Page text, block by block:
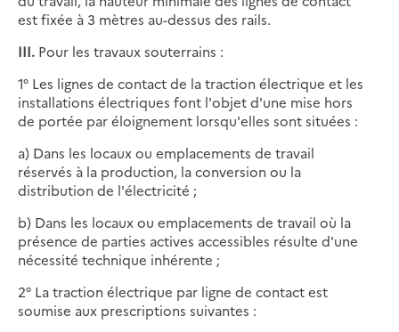
est fixée à 3 mètres au-dessus des rails.
III. Pour les travaux souterrains :
1° Les lignes de contact de la traction électrique et les
installations électriques font l'objet d'une mise hors
de portée par éloignement lorsqu'elles sont situées :
a) Dans les locaux ou emplacements de travail
réservés à la production, la conversion ou la
distribution de l'électricité ;
b) Dans les locaux ou emplacements de travail où la
présence de parties actives accessibles résulte d'une
nécessité technique inhérente ;
2° La traction électrique par ligne de contact est
soumise aux prescriptions suivantes :